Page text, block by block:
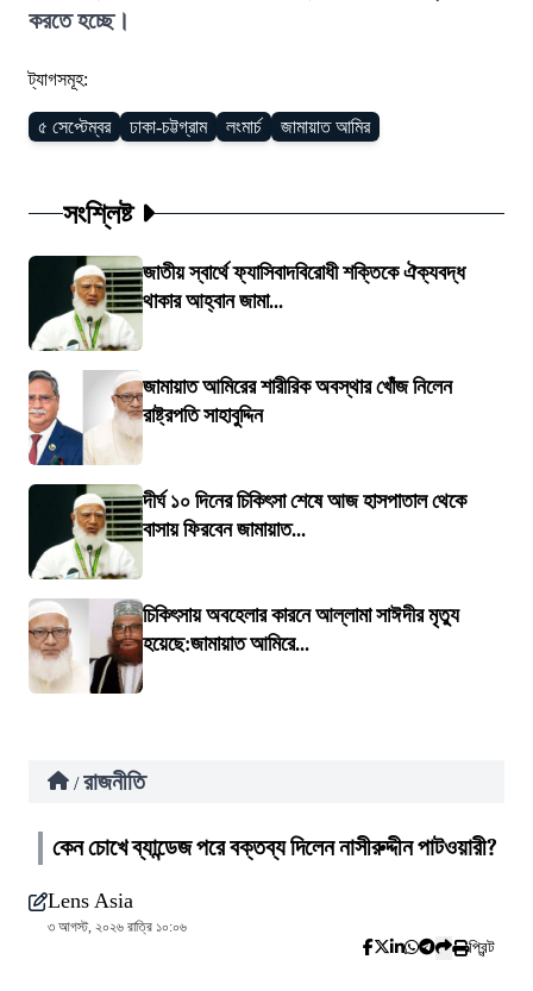
করতে হচ্ছে।
ট্যাগসমূহ:
৫ সেপ্টেম্বর ঢাকা-চট্টগ্রাম লংমার্চ জামায়াত আমির
সংশ্লিষ্ট
জাতীয় স্বার্থে ফ্যাসিবাদবিরোধী শক্তিকে ঐক্যবদ্ধ
থাকার আহ্বান জামা...
জামায়াত আমিরের শারীরিক অবস্থার খোঁজ নিলেন
রাষ্ট্রপতি সাহাবুদ্দিন
দীর্ঘ ১০ দিনের চিকিৎসা শেষে আজ হাসপাতাল থেকে
বাসায় ফিরবেন জামায়াত...
চিকিৎসায় অবহেলার কারনে আল্লামা সাঈদীর মৃত্যু
হয়েছে:জামায়াত আমিরে...
/ রাজনীতি
কেন চোখে ব্যান্ডেজ পরে বক্তব্য দিলেন নাসীরুদ্দীন পাটওয়ারী?
Lens Asia
৩ আগস্ট, ২০২৬ রাত্রি ১০:০৬
প্রিন্ট